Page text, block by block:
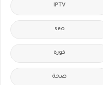
IPTV
seo
كورة
صحة